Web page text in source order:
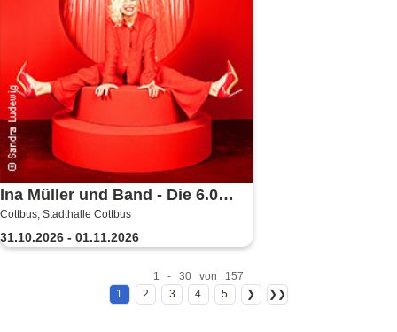
Ina Müller und Band - Die 6.0
Tour
Cottbus, Stadthalle Cottbus
31.10.2026 - 01.11.2026
1 - 30 von 157
1
2 3 4 5 ❯ ❯❯